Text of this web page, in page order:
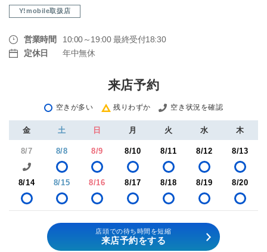
Y!mobile取扱店
営業時間
10:00～19:00 最終受付18:30
定休日
年中無休
来店予約
空きが多い 残りわずか 空き状況を確認
金 土 日 月 火 水 木
8/7 8/8 8/9 8/10 8/11 8/12 8/13
8/14 8/15 8/16 8/17 8/18 8/19 8/20
店頭での待ち時間を短縮
来店予約をする